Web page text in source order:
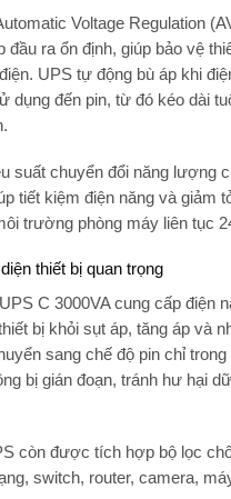
Voltage Regulation
đầu ra ổn định, giúp bảo vệ
UPS tự động bù áp khi
dụng đến pin, từ đó kéo dài
suất chuyển đổi năng lượng
tiết kiệm điện năng và giảm
trường phòng máy liên tục
thiết bị quan trọng
C 3000VA cung cấp điện
bị khỏi sụt áp, tăng áp và
sang chế độ pin chỉ
bị gián đoạn, tránh hư hại
còn được tích hợp bộ lọc
switch, router, camera,